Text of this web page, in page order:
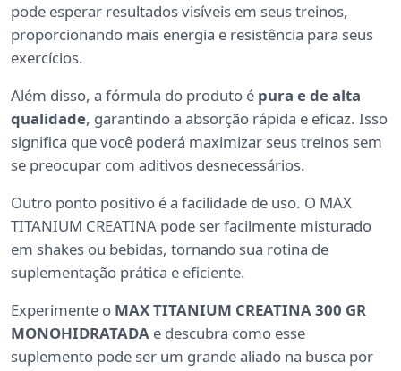
pode esperar resultados visíveis em seus treinos,
proporcionando mais energia e resistência para seus
exercícios.
Além disso, a fórmula do produto é pura e de alta
qualidade, garantindo a absorção rápida e eficaz. Isso
significa que você poderá maximizar seus treinos sem
se preocupar com aditivos desnecessários.
Outro ponto positivo é a facilidade de uso. O MAX
TITANIUM CREATINA pode ser facilmente misturado
em shakes ou bebidas, tornando sua rotina de
suplementação prática e eficiente.
Experimente o MAX TITANIUM CREATINA 300 GR
MONOHIDRATADA e descubra como esse
suplemento pode ser um grande aliado na busca por